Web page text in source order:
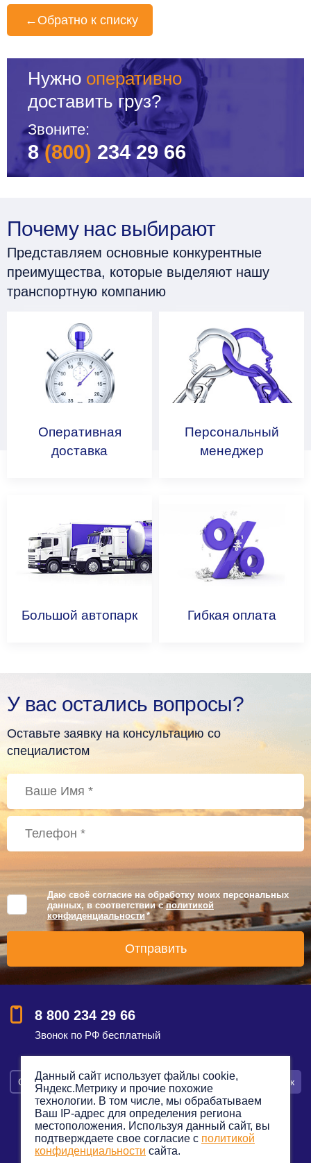
← Обратно к списку
Нужно оперативно
доставить груз?
Звоните:
8(800) 234 29 66
Почему нас выбирают
Представляем основные конкурентные
преимущества, которые выделяют нашу
транспортную компанию
Оперативная
доставка
Персональный
менеджер
Большой автопарк Гибкая оплата
У вас остались вопросы?
Оставьте заявку на консультацию со
специалистом
Даю своё согласие на обработку моих персональных
данных, в соответствии сполитикой
конфиденциальности *
8 800 234 29 66
Звонок по РФ бесплатный
Смотреть на карте Оставить заявку Заказать звонок
Политика конфиденциальности
Данный сайт использует файлы cookie,
Яндекс.Метрику и прочие похожие
технологии. В том числе, мы обрабатываем
Ваш IP-адрес для определения региона
местоположения. Используя данный сайт, вы
подтверждаете свое согласие с политикой
конфиденциальности сайта.